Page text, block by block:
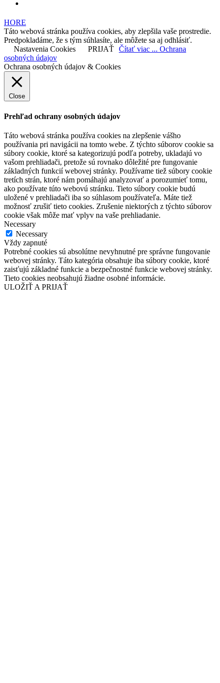
HORE
Táto webová stránka používa cookies, aby zlepšila vaše prostredie.
Predpokladáme, že s tým súhlasíte, ale môžete sa aj odhlásiť.
Nastavenia Cookies
PRIJAŤ Čítať viac ... Ochrana
osobných údajov
Ochrana osobných údajov & Cookies
Close
Prehľad ochrany osobných údajov
Táto webová stránka používa cookies na zlepšenie vášho
používania pri navigácii na tomto webe. Z týchto súborov cookie sa
súbory cookie, ktoré sa kategorizujú podľa potreby, ukladajú vo
vašom prehliadači, pretože sú rovnako dôležité pre fungovanie
základných funkcií webovej stránky. Používame tiež súbory cookie
tretích strán, ktoré nám pomáhajú analyzovať a porozumieť tomu,
ako používate túto webovú stránku. Tieto súbory cookie budú
uložené v prehliadači iba so súhlasom používateľa. Máte tiež
možnosť zrušiť tieto cookies. Zrušenie niektorých z týchto súborov
cookie však môže mať vplyv na vaše prehliadanie.
Necessary
Necessary
Vždy zapnuté
Potrebné cookies sú absolútne nevyhnutné pre správne fungovanie
webovej stránky. Táto kategória obsahuje iba súbory cookie, ktoré
zaisťujú základné funkcie a bezpečnostné funkcie webovej stránky.
Tieto cookies neobsahujú žiadne osobné informácie.
ULOŽIŤ A PRIJAŤ